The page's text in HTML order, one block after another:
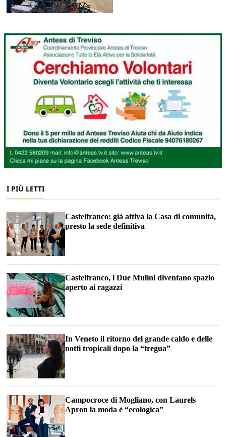
I PIÙ LETTI
Castelfranco: già attiva la Casa di comunità,
presto la sede definitiva
Castelfranco, i Due Mulini diventano spazio
aperto ai ragazzi
In Veneto il ritorno del grande caldo e delle
notti tropicali dopo la “tregua”
Campocroce di Mogliano, con Laurels
Apron la moda è “ecologica”